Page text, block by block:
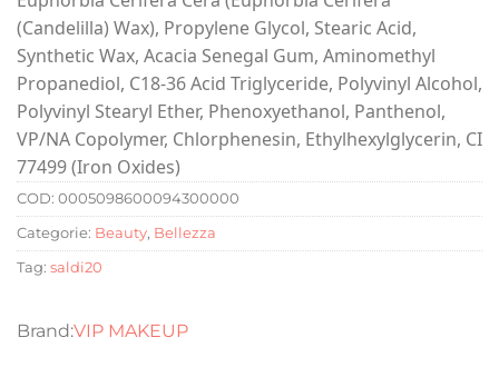
(Candelilla) Wax), Propylene Glycol, Stearic Acid,
Synthetic Wax, Acacia Senegal Gum, Aminomethyl
Propanediol, C18-36 Acid Triglyceride, Polyvinyl Alcohol,
Polyvinyl Stearyl Ether, Phenoxyethanol, Panthenol,
VP/NA Copolymer, Chlorphenesin, Ethylhexylglycerin, CI
77499 (Iron Oxides)
COD: 0005098600094300000
Categorie: Beauty, Bellezza
Tag: saldi20
VIP MAKEUP